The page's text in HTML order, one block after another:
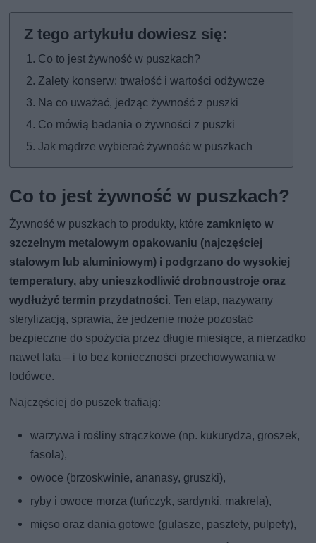
Co to jest żywność w puszkach?
Zalety konserw: trwałość i wartości odżywcze
Na co uważać, jedząc żywność z puszki
Co mówią badania o żywności z puszki
Jak mądrze wybierać żywność w puszkach
Co to jest żywność w puszkach?
Żywność w puszkach to produkty, które zamknięto w
szczelnym metalowym opakowaniu (najczęściej
stalowym lub aluminiowym) i podgrzano do wysokiej
temperatury, aby unieszkodliwić drobnoustroje oraz
wydłużyć termin przydatności. Ten etap, nazywany
sterylizacją, sprawia, że jedzenie może pozostać
bezpieczne do spożycia przez długie miesiące, a nierzadko
nawet lata – i to bez konieczności przechowywania w
lodówce.
Najczęściej do puszek trafiają:
warzywa i rośliny strączkowe (np. kukurydza, groszek,
fasola),
owoce (brzoskwinie, ananasy, gruszki),
ryby i owoce morza (tuńczyk, sardynki, makrela),
mięso oraz dania gotowe (gulasze, pasztety, pulpety),